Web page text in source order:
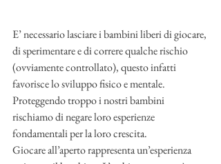
E’ necessario lasciare i bambini liberi di giocare,
di sperimentare e di correre qualche rischio
(ovviamente controllato), questo infatti
favorisce lo sviluppo fisico e mentale.
Proteggendo troppo i nostri bambini
rischiamo di negare loro esperienze
fondamentali per la loro crescita.
Giocare all’aperto rappresenta un’esperienza